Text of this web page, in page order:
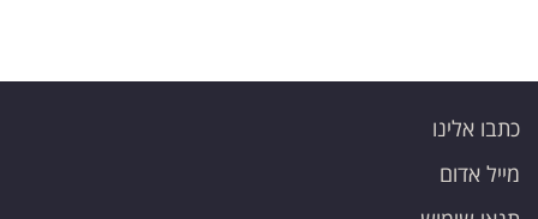
כתבו אלינו
מייל אדום